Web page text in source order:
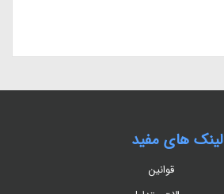
لینک های مفید
قوانین